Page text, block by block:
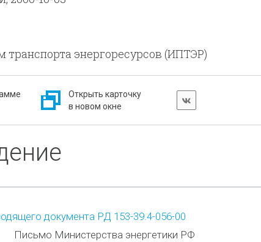
транспорта энергоресурсов (ИПТЭР)
Открыть карточку
в новом окне
документа РД 153-39.4-056-00
Письмо Министерства энергетики РФ